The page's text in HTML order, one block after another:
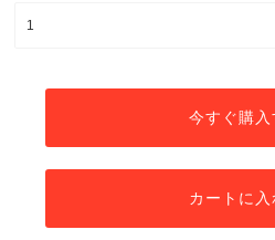
今すぐ購入
カートに入